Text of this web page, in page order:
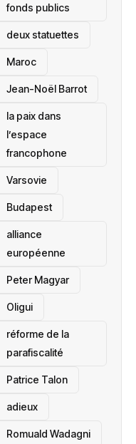
fonds publics
deux statuettes
Maroc
Jean-Noël Barrot
la paix dans
l’espace
francophone
‎Varsovie
Budapest
alliance
européenne
Peter Magyar
Oligui
réforme de la
parafiscalité
Patrice Talon
adieux
Romuald Wadagni